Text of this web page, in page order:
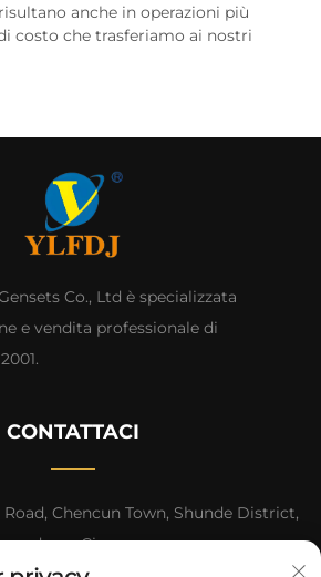
anche in operazioni più
costo che trasferiamo ai nostri
Co., Ltd è specializzata
e vendita professionale di
CONTATTACI
Road, Chencun Town, Shunde District,
Cina.